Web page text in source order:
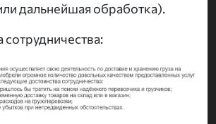
дальнейшая обработка).